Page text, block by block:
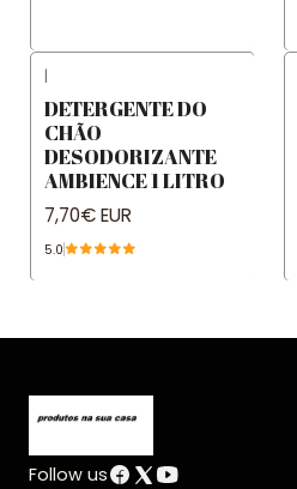
|
DETERGENTE DO
CHÃO
DESODORIZANTE
AMBIENCE 1 LITRO
7,70€ EUR
5.0
Follow us